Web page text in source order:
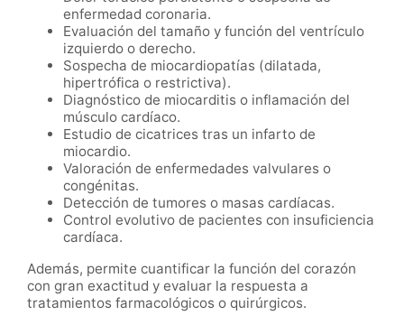
enfermedad coronaria.
Evaluación del tamaño y función del ventrículo
izquierdo o derecho.
Sospecha de miocardiopatías (dilatada,
hipertrófica o restrictiva).
Diagnóstico de miocarditis o inflamación del
músculo cardíaco.
Estudio de cicatrices tras un infarto de
miocardio.
Valoración de enfermedades valvulares o
congénitas.
Detección de tumores o masas cardíacas.
Control evolutivo de pacientes con insuficiencia
cardíaca.
Además, permite cuantificar la función del corazón
con gran exactitud y evaluar la respuesta a
tratamientos farmacológicos o quirúrgicos.